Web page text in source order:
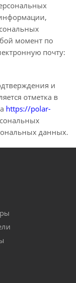
момент по
почту:
и
отметка в
https://polar-
данных.